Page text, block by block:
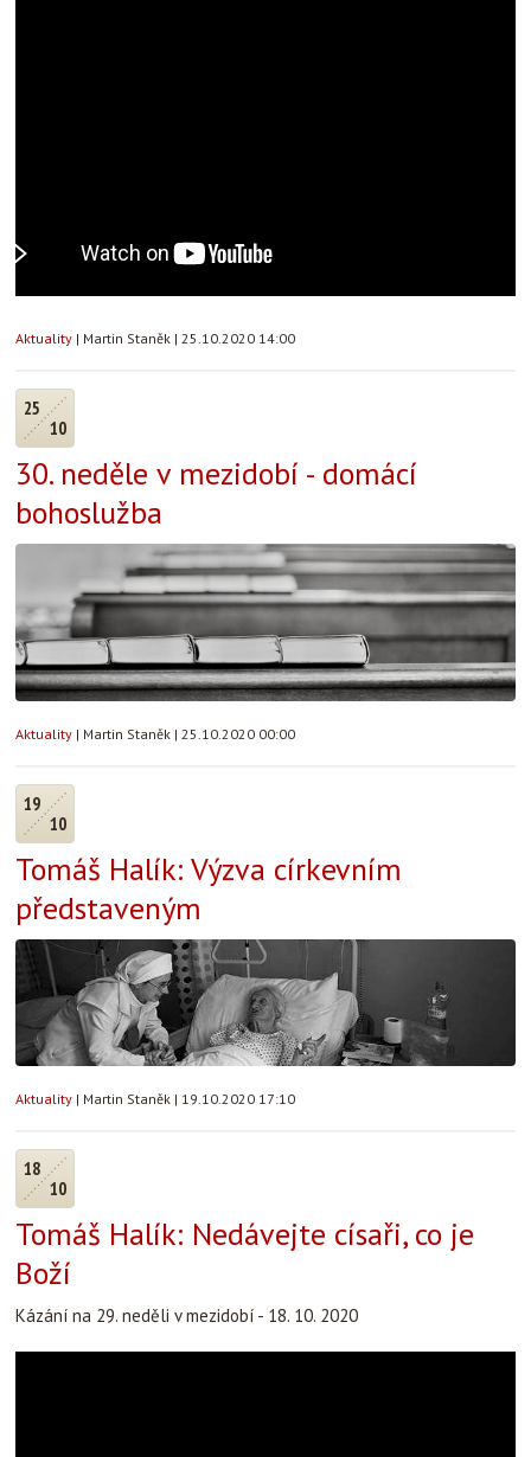
Aktuality | Martin Staněk | 25.10.2020 14:00
25
10
30. neděle v mezidobí - domácí
bohoslužba
Aktuality | Martin Staněk | 25.10.2020 00:00
19
10
Tomáš Halík: Výzva církevním
představeným
Aktuality | Martin Staněk | 19.10.2020 17:10
18
10
Tomáš Halík: Nedávejte císaři, co je
Boží
Kázání na 29. neděli v mezidobí - 18. 10. 2020